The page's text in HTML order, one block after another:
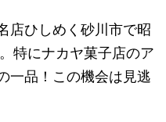
店ひしめく砂川市で昭
特にナカヤ菓子店のア
一品！この機会は見逃